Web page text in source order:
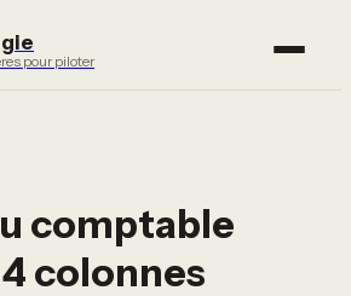
pour piloter
comptable
colonnes